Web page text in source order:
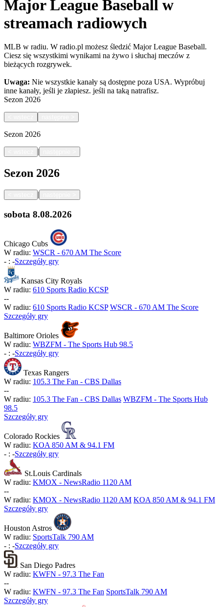
Major League Baseball w
streamach radiowych
MLB w radiu. W radio.pl możesz śledzić Major League Baseball.
Ciesz się wszystkimi wynikami na żywo i słuchaj meczów z
bieżących rozgrywek.
Uwaga: Nie wszystkie kanały są dostępne poza USA. Wypróbuj
inne kanały, jeśli je złapiesz. jeśli na taką natrafisz.
Sezon 2026
Sezon 2026
|
Sezon 2026
|
sobota 8.08.2026
Chicago Cubs
W radiu: WSCR - 670 AM The Score
- : -Szczegóły gry
Kansas City Royals
W radiu: 610 Sports Radio KCSP
--
W radiu: 610 Sports Radio KCSP WSCR - 670 AM The Score
Szczegóły gry
Baltimore Orioles
W radiu: WBZFM - The Sports Hub 98.5
- : -Szczegóły gry
Texas Rangers
W radiu: 105.3 The Fan - CBS Dallas
--
W radiu: 105.3 The Fan - CBS Dallas WBZFM - The Sports Hub
98.5
Szczegóły gry
Colorado Rockies
W radiu: KOA 850 AM & 94.1 FM
- : -Szczegóły gry
St.Louis Cardinals
W radiu: KMOX - NewsRadio 1120 AM
--
W radiu: KMOX - NewsRadio 1120 AM KOA 850 AM & 94.1 FM
Szczegóły gry
Houston Astros
W radiu: SportsTalk 790 AM
- : -Szczegóły gry
San Diego Padres
W radiu: KWFN - 97.3 The Fan
--
W radiu: KWFN - 97.3 The Fan SportsTalk 790 AM
Szczegóły gry